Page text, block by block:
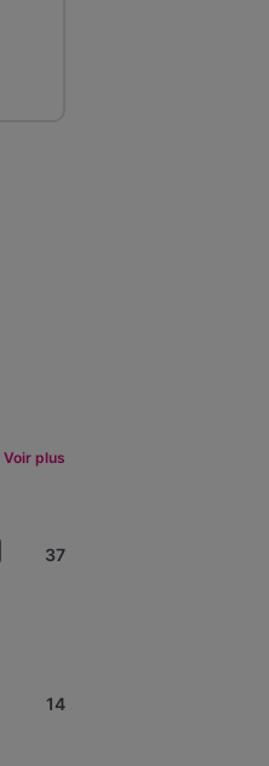
Voir plus
37
14